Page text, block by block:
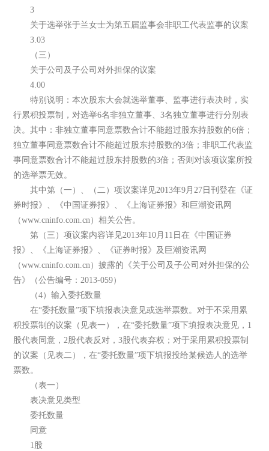
3
关于选举张于兰女士为第五届监事会非职工代表监事的议案
3.03
（三）
关于公司及子公司对外担保的议案
4.00
特别说明：本次股东大会就选举董事、监事进行表决时，实
行累积投票制，对选举6名非独立董事、3名独立董事进行分别表
决。其中：非独立董事同意票数合计不能超过股东持股数的6倍；
独立董事同意票数合计不能超过股东持股数的3倍；非职工代表监
事同意票数合计不能超过股东持股数的3倍；否则对该项议案所投
的选举票无效。
其中第（一）、（二）项议案详见2013年9月27日刊登在《证
券时报》、《中国证券报》、《上海证券报》和巨潮资讯网
（www.cninfo.com.cn）相关公告。
第（三）项议案内容详见2013年10月11日在《中国证券
报》、《上海证券报》、《证券时报》及巨潮资讯网
（www.cninfo.com.cn）披露的《关于公司及子公司对外担保的公
告》（公告编号：2013-059）
（4）输入委托数量
在“委托数量”项下填报表决意见或选举票数。对于不采用累
积投票制的议案（见表一），在“委托数量”项下填报表决意见，1
股代表同意，2股代表反对，3股代表弃权；对于采用累积投票制
的议案（见表二），在“委托数量”项下填报投给某候选人的选举
票数。
（表一）
表决意见类型
委托数量
同意
1股